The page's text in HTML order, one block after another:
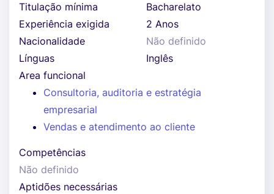
Titulação mínima
Bacharelato
Experiência exigida
2 Anos
Nacionalidade
Não definido
Línguas
Inglês
Area funcional
Consultoria, auditoria e estratégia
empresarial
Vendas e atendimento ao cliente
Competências
Não definido
Aptidões necessárias